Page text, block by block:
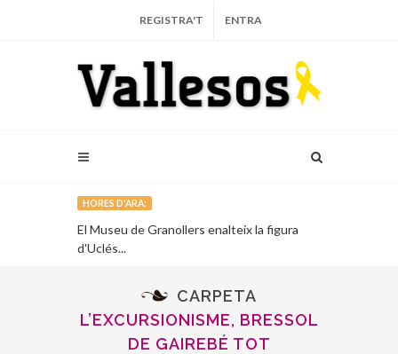
REGISTRA'T ENTRA
HORES D'ARA:
El Museu de Granollers enalteix la figura
d'Uclés...
CARPETA
L’EXCURSIONISME, BRESSOL
DE GAIREBÉ TOT